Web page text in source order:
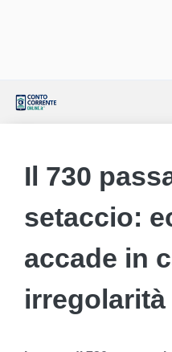
Il 730
setaccio:
accade in
irregolarità